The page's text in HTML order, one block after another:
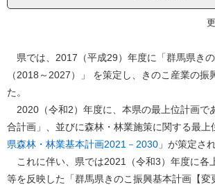
県では、2017（平成29）年度に「群馬県き
（2018～2027）」 を策定し、きのこ産業の振
た。
2020（令和2）年度に、本県の最上位計画で
合計画」、並びに森林・林業施策に関する最上
県森林・林業基本計画2021－2030 」が策定さ
これに伴い、県では2021（令和3）年度に各
等を反映した「群馬県きのこ振興基本計画【変